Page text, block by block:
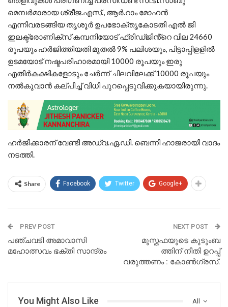
മെമ്പർമാരായ ശ്രീജ.എസ്., ആർ.റാം മോഹൻ
എന്നിവരടങ്ങിയ തൃശൂർ ഉപഭോക്തൃകോടതി എൽ ജി
ഇലക്ട്രോണിക്സ് കമ്പനിയോട് ഫ്രിഡ്ജിൻ്റെ വില 24660
രൂപയും ഹർജിത്തിയതി മുതൽ 9% പലിശയും, പിട്ടാപ്പിളളിൽ
ഉടമയോട് നഷ്ടപരിഹാരമായി 10000 രൂപയും ഇരു
എതിർകക്ഷികളോടും ചേർന്ന് ചിലവിലേക്ക് 10000 രൂപയും
നൽകുവാൻ കല്പിച്ച് വിധി പുറപ്പെടുവിക്കുകയായിരുന്നു.
ഹർജിക്കാരന് വേണ്ടി അഡ്വ.ഏ.ഡി. ബെന്നി ഹാജരായി വാദം
നടത്തി.
Share Facebook Twitter Google+
PREV POST
പഞ്ചവടി അമാവാസി
മഹോത്സവം ഭക്തി സാന്ദ്രം
NEXT POST
മുസ്തഫയുടെ കുടുംബ
ത്തിന് നീതി ഉറപ്പ്
വരുത്തണം : കോൺഗ്രസ്‌.
All
You Might Also Like